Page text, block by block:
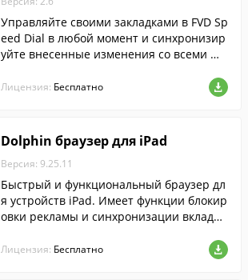
Управляйте своими закладками в FVD Sp
eed Dial в любой момент и синхронизир
уйте внесенные изменения со всеми …
Лицензия: Бесплатно
Dolphin браузер для iPad
Версия: 9.25.11
Быстрый и функциональный браузер дл
я устройств iPad. Имеет функции блокир
овки рекламы и синхронизации вкладок
я ПК.
Лицензия: Бесплатно